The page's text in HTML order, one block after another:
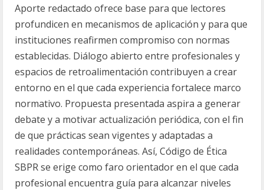
Aporte redactado ofrece base para que lectores
profundicen en mecanismos de aplicación y para que
instituciones reafirmen compromiso con normas
establecidas. Diálogo abierto entre profesionales y
espacios de retroalimentación contribuyen a crear
entorno en el que cada experiencia fortalece marco
normativo. Propuesta presentada aspira a generar
debate y a motivar actualización periódica, con el fin
de que prácticas sean vigentes y adaptadas a
realidades contemporáneas. Así, Código de Ética
SBPR se erige como faro orientador en el que cada
profesional encuentra guía para alcanzar niveles